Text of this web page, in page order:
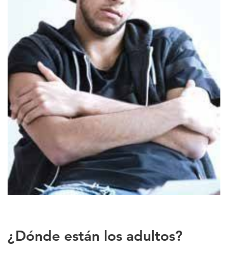
¿Dónde están los adultos?